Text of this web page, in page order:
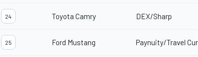
24 Toyota Camry DEX/Sharp
25 Ford Mustang Paynuity/Travel